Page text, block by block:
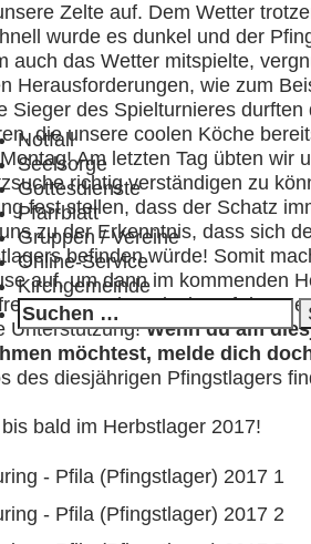
Notfall
Seelsorge
Gottesdienste
Pfarrblatt
Gruppen / Vereine
Online-Service
Kirchgemeinde
Suchen
nach:
Zelte auf. Dem Wetter
wurde es dunkel und der
auch das Wetter mitspielte,
Herausforderungen, wie zum
Sieger des Spielturnieres
die unsere coolen Köche
Am letzten Tag übten wir
richtig verständigen zu
fest stellen, dass der Schatz
zu der Erkenntnis, dass sich
befinden würde! Somit
auf, um dann im kommenden
uns schon riesig auf das
Unterstützung!Wenn du am
möchtest, melde dich
des diesjährigen Pfingstlagers
bald im Herbstlager 2017!